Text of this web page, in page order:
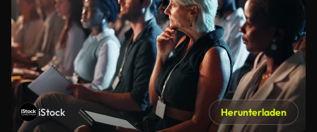
iStock Herunterladen